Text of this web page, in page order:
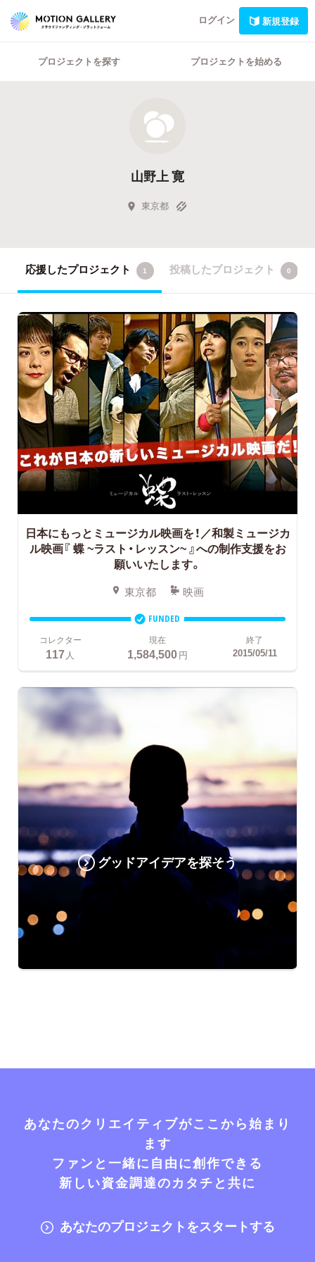
ログイン 新規登録
プロジェクトを探す プロジェクトを始める
山野上 寛
東京都
応援したプロジェクト 1 投稿したプロジェクト 0
日本にもっとミュージカル映画を！／和製ミュージカ
ル映画『 蝶 ~ラスト・レッスン~ 』への制作支援をお
願いいたします。
東京都 映画
FUNDED
コレクター
117 人
現在
1,584,500円
終了
2015/05/11
グッドアイデアを探そう
あなたのクリエイティブがここから始まり
ます
ファンと一緒に自由に創作できる
新しい資金調達のカタチと共に
あなたのプロジェクトをスタートする